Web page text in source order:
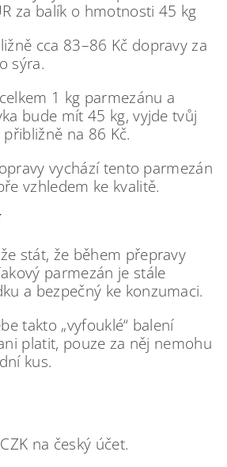
za balík o hmotnosti 45 kg
cca 83–86 Kč dopravy za
sýra.
1 kg parmezánu a
bude mít 45 kg, vyjde tvůj
na 86 Kč.
vychází tento parmezán
vzhledem ke kvalitě.
stát, že během přepravy
parmezán je stále
a bezpečný ke konzumaci.
takto „vyfouklé“ balení
platit, pouze za něj nemohu
kus.
na český účet.